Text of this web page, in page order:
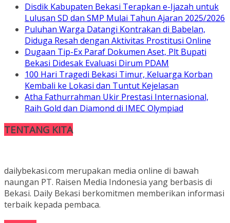
Disdik Kabupaten Bekasi Terapkan e-Ijazah untuk
Lulusan SD dan SMP Mulai Tahun Ajaran 2025/2026
Puluhan Warga Datangi Kontrakan di Babelan,
Diduga Resah dengan Aktivitas Prostitusi Online
Dugaan Tip-Ex Paraf Dokumen Aset, Plt Bupati
Bekasi Didesak Evaluasi Dirum PDAM
100 Hari Tragedi Bekasi Timur, Keluarga Korban
Kembali ke Lokasi dan Tuntut Kejelasan
Atha Fathurrahman Ukir Prestasi Internasional,
Raih Gold dan Diamond di IMEC Olympiad
TENTANG KITA
dailybekasi.com merupakan media online di bawah
naungan PT. Raisen Media Indonesia yang berbasis di
Bekasi. Daily Bekasi berkomitmen memberikan informasi
terbaik kepada pembaca.